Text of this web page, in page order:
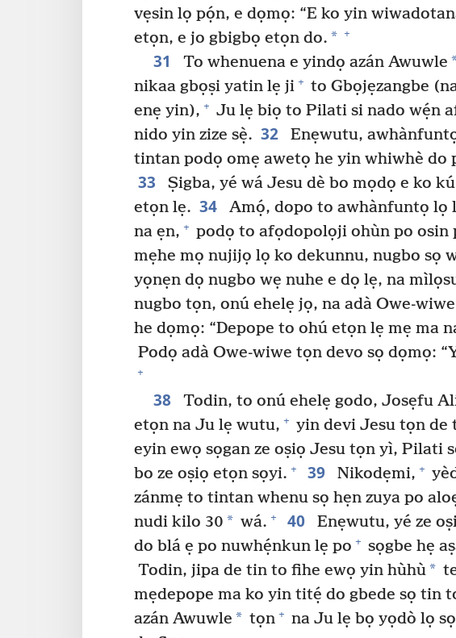
vẹsin lọ pọ́n, e dọmọ: “E ko yin
etọn, e jo gbigbọ etọn do. * +
31 To whenuena e yindọ azán Awuwle
nikaa gbọṣi yatin lẹ ji + to Gbọjẹzangbe
enẹ yin), + Ju lẹ biọ to Pilati si nado wẹ́n
nido yin zize sẹ̀. 32
Enẹwutu,
tintan podọ omẹ awetọ he yin whiwhè do
33
Ṣigba, yé wá Jesu dè bo mọdọ e ko
etọn lẹ. 34
Amọ́, dopo to awhànfuntọ lọ
na ẹn, + podọ to afọdopolọji ohùn po osin
mẹhe mọ nujijọ lọ ko dekunnu, nugbo sọ
yọnẹn dọ nugbo wẹ nuhe e dọ lẹ, na
nugbo tọn, onú ehelẹ jọ, na adà Owe-
he dọmọ: “Depope to ohú etọn lẹ mẹ ma
Podọ adà Owe-wiwe tọn devo sọ dọmọ:
+
38
Todin, to onú ehelẹ godo, Josẹfu
etọn na Ju lẹ wutu, + yin devi Jesu tọn
eyin ewọ sọgan ze oṣiọ Jesu tọn yì, Pilati
bo ze oṣiọ etọn sọyi. + 39 Nikodẹmi, +
zánmẹ to tintan whenu sọ hẹn zuya po
nudi kilo 30 * wá. + 40
Enẹwutu, yé ze
do blá ẹ po nuwhẹ́nkun lẹ po + sọgbe hẹ
Todin, jipa de tin to fihe ewọ yin hùhù*
mẹdepope ma ko yin titẹ́ do gbede sọ tin
azán Awuwle * tọn + na Ju lẹ bọ yọdò lọ